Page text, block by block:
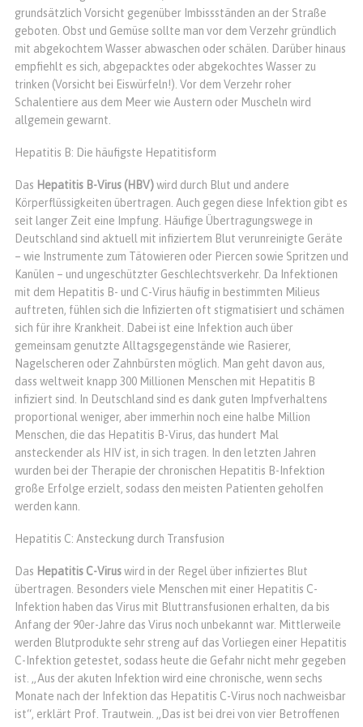
grundsätzlich Vorsicht gegenüber Imbissständen an der Straße
geboten. Obst und Gemüse sollte man vor dem Verzehr gründlich
mit abgekochtem Wasser abwaschen oder schälen. Darüber hinaus
empfiehlt es sich, abgepacktes oder abgekochtes Wasser zu
trinken (Vorsicht bei Eiswürfeln!). Vor dem Verzehr roher
Schalentiere aus dem Meer wie Austern oder Muscheln wird
allgemein gewarnt.
Hepatitis B: Die häufigste Hepatitisform
Das Hepatitis B-Virus (HBV)wird durch Blut und andere
Körperflüssigkeiten übertragen. Auch gegen diese Infektion gibt es
seit langer Zeit eine Impfung. Häufige Übertragungswege in
Deutschland sind aktuell mit infiziertem Blut verunreinigte Geräte
– wie Instrumente zum Tätowieren oder Piercen sowie Spritzen und
Kanülen – und ungeschützter Geschlechtsverkehr. Da Infektionen
mit dem Hepatitis B- und C-Virus häufig in bestimmten Milieus
auftreten, fühlen sich die Infizierten oft stigmatisiert und schämen
sich für ihre Krankheit. Dabei ist eine Infektion auch über
gemeinsam genutzte Alltagsgegenstände wie Rasierer,
Nagelscheren oder Zahnbürsten möglich. Man geht davon aus,
dass weltweit knapp 300 Millionen Menschen mit Hepatitis B
infiziert sind. In Deutschland sind es dank guten Impfverhaltens
proportional weniger, aber immerhin noch eine halbe Million
Menschen, die das Hepatitis B-Virus, das hundert Mal
ansteckender als HIV ist, in sich tragen. In den letzten Jahren
wurden bei der Therapie der chronischen Hepatitis B-Infektion
große Erfolge erzielt, sodass den meisten Patienten geholfen
werden kann.
Hepatitis C: Ansteckung durch Transfusion
Das Hepatitis C-Viruswird in der Regel über infiziertes Blut
übertragen. Besonders viele Menschen mit einer Hepatitis C-
Infektion haben das Virus mit Bluttransfusionen erhalten, da bis
Anfang der 90er-Jahre das Virus noch unbekannt war. Mittlerweile
werden Blutprodukte sehr streng auf das Vorliegen einer Hepatitis
C-Infektion getestet, sodass heute die Gefahr nicht mehr gegeben
ist. „Aus der akuten Infektion wird eine chronische, wenn sechs
Monate nach der Infektion das Hepatitis C-Virus noch nachweisbar
ist“, erklärt Prof. Trautwein. „Das ist bei drei von vier Betroffenen